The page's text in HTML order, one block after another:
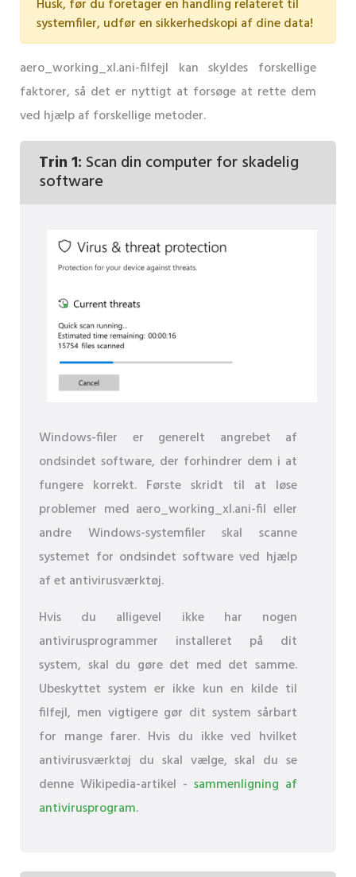
Husk, før du foretager en handling relateret til
systemfiler, udfør en sikkerhedskopi af dine data!
aero_working_xl.ani-filfejl kan skyldes forskellige
faktorer, så det er nyttigt at forsøge at rette dem
ved hjælp af forskellige metoder.
Trin 1: Scan din computer for skadelig
software
Windows-filer er generelt angrebet af
ondsindet software, der forhindrer dem i at
fungere korrekt. Første skridt til at løse
problemer med aero_working_xl.ani-fil eller
andre Windows-systemfiler skal scanne
systemet for ondsindet software ved hjælp
af et antivirusværktøj.
Hvis du alligevel ikke har nogen
antivirusprogrammer installeret på dit
system, skal du gøre det med det samme.
Ubeskyttet system er ikke kun en kilde til
filfejl, men vigtigere gør dit system sårbart
for mange farer. Hvis du ikke ved hvilket
antivirusværktøj du skal vælge, skal du se
denne Wikipedia-artikel - sammenligning af
antivirusprogram.